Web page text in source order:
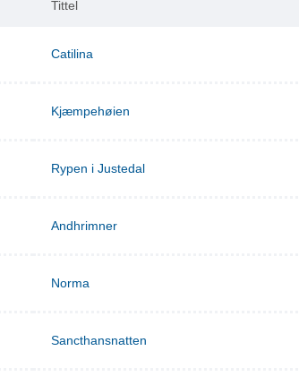
Tittel
Catilina
Kjæmpehøien
Rypen i Justedal
Andhrimner
Norma
Sancthansnatten